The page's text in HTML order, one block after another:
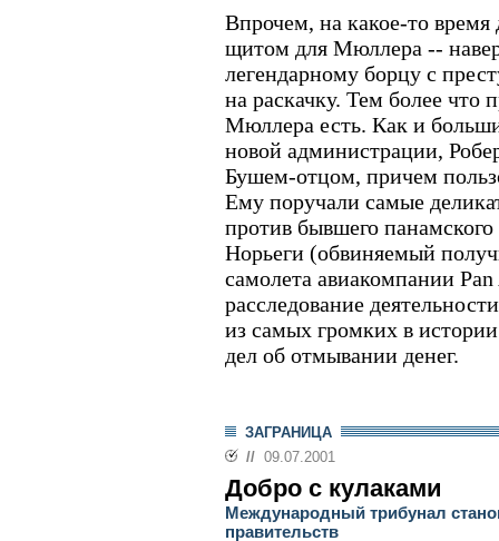
Впрочем, на какое-то
щитом для Мюллера --
легендарному борцу с
на раскачку. Тем более что
Мюллера есть. Как и
новой администрации,
Бушем-отцом, причем
Ему поручали самые
против бывшего
Норьеги (обвиняемый
самолета авиакомпании
расследование
из самых громких в
дел об отмывании денег.
ЗАГРАНИЦА
// 09.07.2001
Добро с кулаками
Международный трибунал
правительств